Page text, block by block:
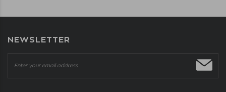
NEWSLETTER